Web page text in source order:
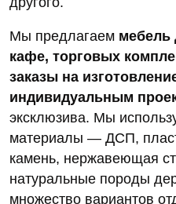
Мы предлагаем мебель
кафе, торговых
заказы на
индивидуальным
эксклюзива. Мы
материалы — ДСП,
камень, нержавеющая
натуральные породы
множество вариантов